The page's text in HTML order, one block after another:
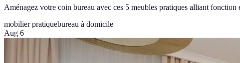
Aménagez votre coin bureau avec ces 5 meubles pratiques alliant
mobilier pratiquebureau à domicile
Aug 6